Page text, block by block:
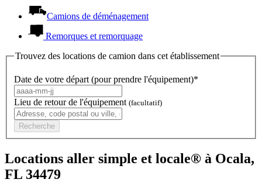
Camions de déménagement
Remorques et remorquage
Trouvez des locations de camion dans cet établissement
Date de votre départ (pour prendre l'équipement)*
Lieu de retour de l'équipement (facultatif)
Recherche
Locations aller simple et locale® à Ocala,
FL 34479